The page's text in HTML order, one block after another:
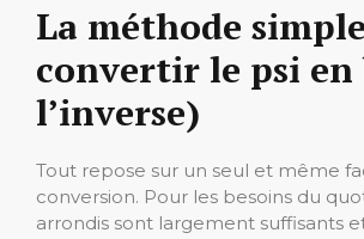
La méthode
convertir le psi en
l’inverse)
Tout repose sur un seul et même
conversion. Pour les besoins du
arrondis sont largement suffisants